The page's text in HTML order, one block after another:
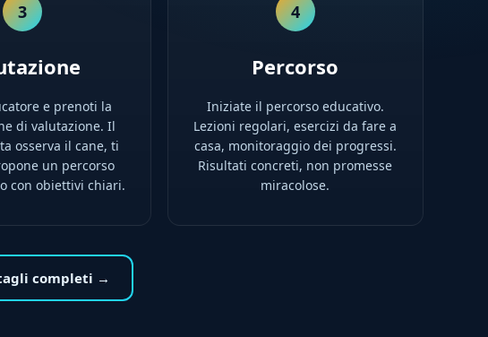
3
e prenoti la
di valutazione. Il
osserva il cane, ti
un percorso
con obiettivi chiari.
4
Percorso
Iniziate il percorso educativo.
Lezioni regolari, esercizi da fare a
casa, monitoraggio dei progressi.
Risultati concreti, non promesse
miracolose.
completi →